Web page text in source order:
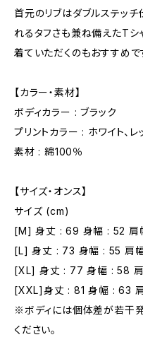
首元のリブはダブルステッ
れるタフさも兼ね備えたTシ
着ていただくのもおすすめで
【カラー・素材】
ボディカラー : ブラック
プリントカラー : ホワイト、レ
素材 : 綿100％
【サイズ・オンス】
サイズ (cm)
[M] 身丈 : 69 身幅 : 52 肩
[L] 身丈 : 73 身幅 : 55 肩
[XL] 身丈 : 77 身幅 : 58
[XXL]身丈 : 81 身幅 : 63
※ボディには個体差が若干
ください。